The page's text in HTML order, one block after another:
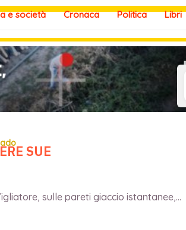
e società Cronaca Politica Libri
SUE
sulle pareti giaccio istantanee,...